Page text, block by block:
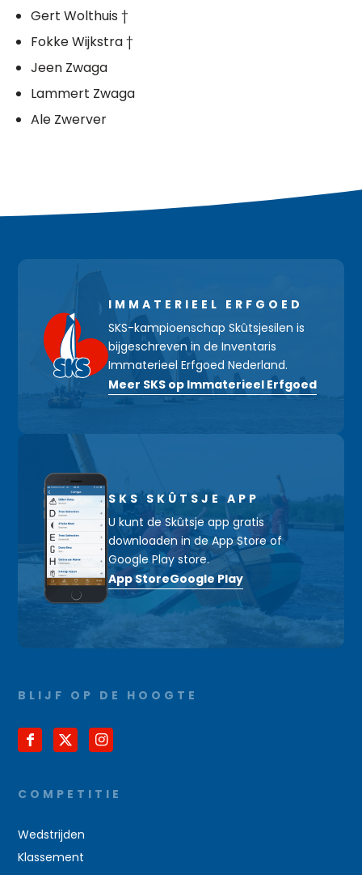
Gert Wolthuis †
Fokke Wijkstra †
Jeen Zwaga
Lammert Zwaga
Ale Zwerver
IMMATERIEEL ERFGOED
SKS-kampioenschap Skûtsjesilen is
bijgeschreven in de Inventaris
Immaterieel Erfgoed Nederland.
Meer SKS op Immaterieel Erfgoed
SKS SKÛTSJE APP
U kunt de Skûtsje app gratis
downloaden in de App Store of
Google Play store.
App StoreGoogle Play
BLIJF OP DE HOOGTE
COMPETITIE
Wedstrijden
Klassement